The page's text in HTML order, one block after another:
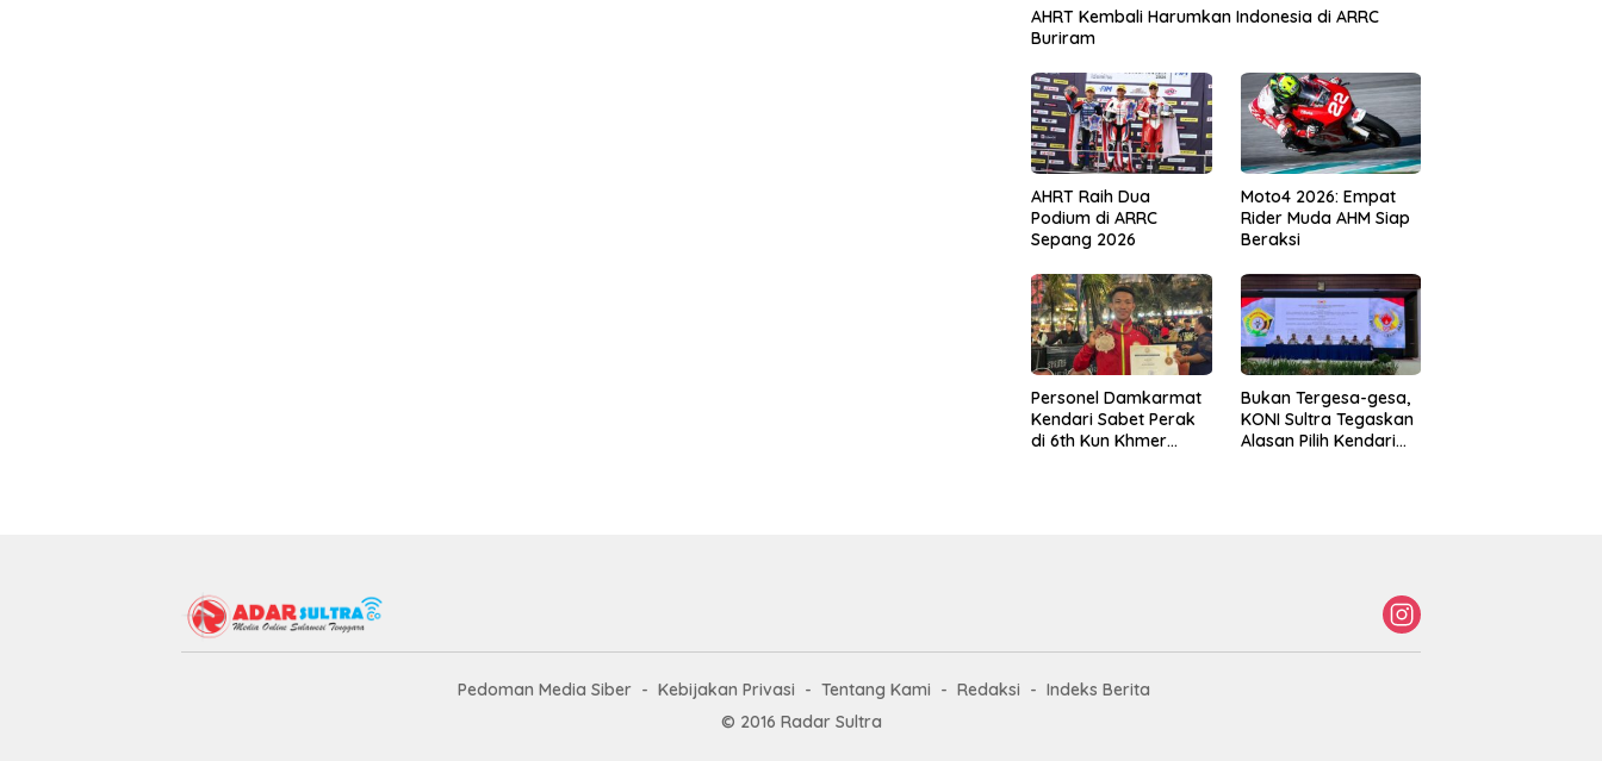
AHRT Kembali Harumkan Indonesia di ARRC
Buriram
AHRT Raih Dua
Podium di ARRC
Sepang 2026
Moto4 2026: Empat
Rider Muda AHM Siap
Beraksi
Personel Damkarmat
Kendari Sabet Perak
di 6th Kun Khmer
Bukan Tergesa-gesa,
KONI Sultra Tegaskan
Alasan Pilih Kendari
Pedoman Media Siber Kebijakan Privasi Tentang Kami Redaksi
Indeks Berita
© 2016 Radar Sultra